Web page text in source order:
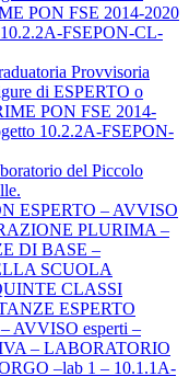
PON FSE 2014-2020
FSEPON-CL-
Provvisoria
di ESPERTO o
PON FSE 2014-
10.2.2A-FSEPON-
del Piccolo
ESPERTO – AVVISO
PLURIMA –
DI BASE –
SCUOLA
CLASSI
ESPERTO
AVVISO esperti –
– LABORATORIO
–lab 1 – 10.1.1A-